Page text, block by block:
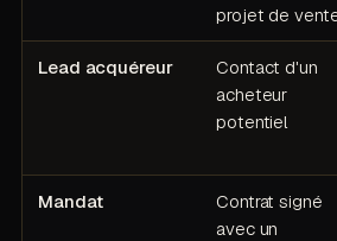
projet de
Lead acquéreur
Contact d'un
acheteur
potentiel
Mandat
Contrat signé
avec un